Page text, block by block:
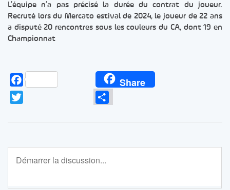
L’équipe n’a pas précisé la durée du contrat du joueur.
Recruté lors du Mercato estival de 2024, le joueur de 22 ans
a disputé 20 rencontres sous les couleurs du CA, dont 19 en
Championnat
Facebook Share